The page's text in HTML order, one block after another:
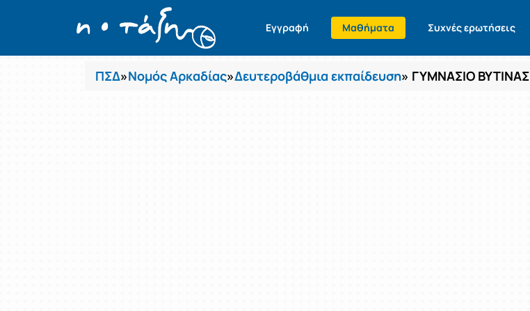
Εγγραφή Μαθήματα Συχνές ερωτήσεις
Μαθήματα
ΠΣΔ»Νομός Αρκαδίας»Δευτεροβάθμια εκπαίδευση» ΓΥΜΝΑΣΙΟ ΒΥΤΙΝΑΣ